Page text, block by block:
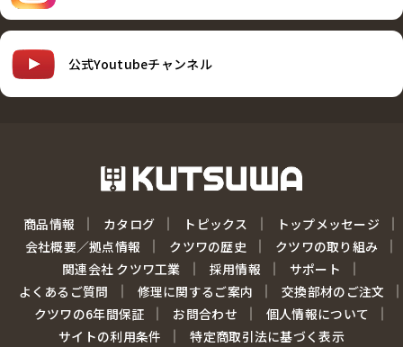
公式Youtubeチャンネル
商品情報 カタログ トピックス
トップメッセージ
会社概要／拠点情報
クツワの歴史
クツワの取り組み
関連会社 クツワ工業
採用情報
サポート
よくあるご質問
修理に関するご案内
交換部材のご注文
クツワの6年間保証
お問合わせ
個人情報について
サイトの利用条件
特定商取引法に基づく表示